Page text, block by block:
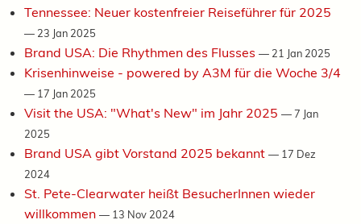
Tennessee: Neuer kostenfreier Reiseführer für 2025
— 23 Jan 2025
Brand USA: Die Rhythmen des Flusses — 21 Jan 2025
Krisenhinweise - powered by A3M für die Woche 3/4
— 17 Jan 2025
Visit the USA: "What's New" im Jahr 2025 —7 Jan
2025
Brand USA gibt Vorstand 2025 bekannt — 17 Dez
2024
St. Pete-Clearwater heißt BesucherInnen wieder
willkommen — 13 Nov 2024